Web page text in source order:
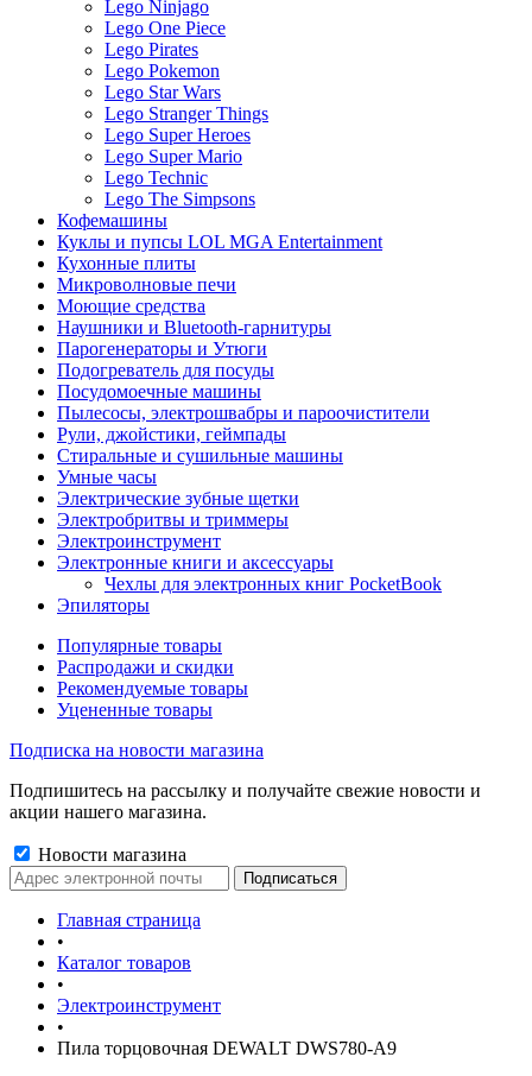
Lego Ninjago
Lego One Piece
Lego Pirates
Lego Pokemon
Lego Star Wars
Lego Stranger Things
Lego Super Heroes
Lego Super Mario
Lego Technic
Lego The Simpsons
Кофемашины
Куклы и пупсы LOL MGA Entertainment
Кухонные плиты
Микроволновые печи
Моющие средства
Наушники и Bluetooth-гарнитуры
Парогенераторы и Утюги
Подогреватель для посуды
Посудомоечные машины
Пылесосы, электрошвабры и пароочистители
Рули, джойстики, геймпады
Стиральные и сушильные машины
Умные часы
Электрические зубные щетки
Электробритвы и триммеры
Электроинструмент
Электронные книги и аксессуары
Чехлы для электронных книг PocketBook
Эпиляторы
Популярные товары
Распродажи и скидки
Рекомендуемые товары
Уцененные товары
Подписка на новости магазина
Подпишитесь на рассылку и получайте свежие новости и
акции нашего магазина.
Новости магазина
Главная страница
•
Каталог товаров
•
Электроинструмент
•
Пила торцовочная DEWALT DWS780-A9